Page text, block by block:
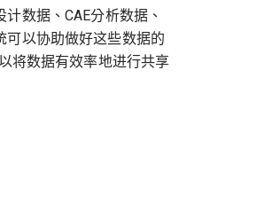
数据、CAE分析数据、
可以协助做好这些数据的
将数据有效率地进行共享